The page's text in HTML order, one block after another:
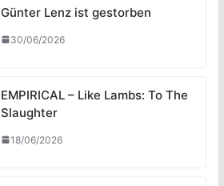
Günter Lenz ist gestorben
30/06/2026
EMPIRICAL – Like Lambs: To The
Slaughter
18/06/2026